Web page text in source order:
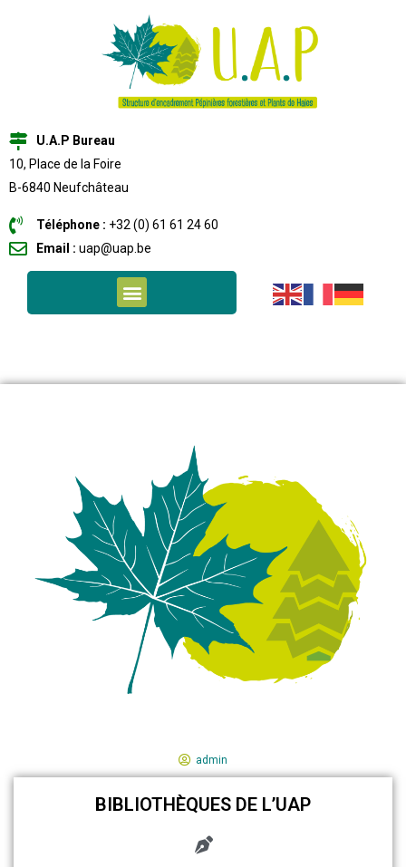
U.A.P Bureau
10, Place de la Foire
B-6840 Neufchâteau
Téléphone : +32 (0) 61 61 24 60
Email : uap@uap.be
admin
BIBLIOTHÈQUES DE L’UAP